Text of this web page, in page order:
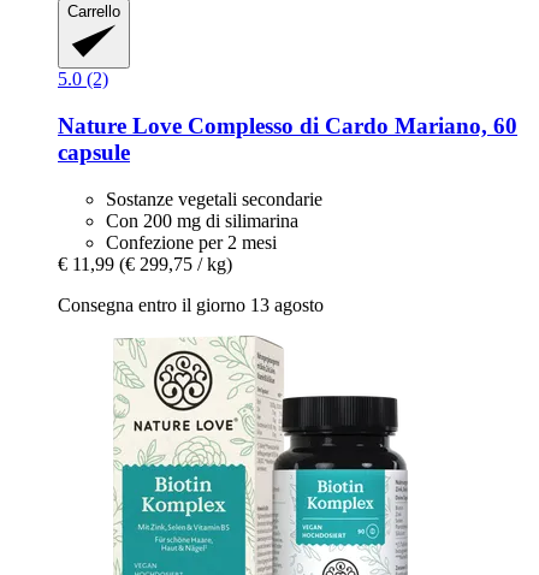
Carrello
5.0 (2)
Nature Love Complesso di Cardo Mariano, 60
capsule
Sostanze vegetali secondarie
Con 200 mg di silimarina
Confezione per 2 mesi
€ 11,99 (€ 299,75 / kg)
Consegna entro il giorno 13 agosto